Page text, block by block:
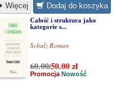
i słabowidzących w
wieku i ich rodzin...
Więcej Dodaj do koszyka
Całość i struktura jako
kategorie s...
Schulz Roman
60.00/50.00zł
Promocja Nowość